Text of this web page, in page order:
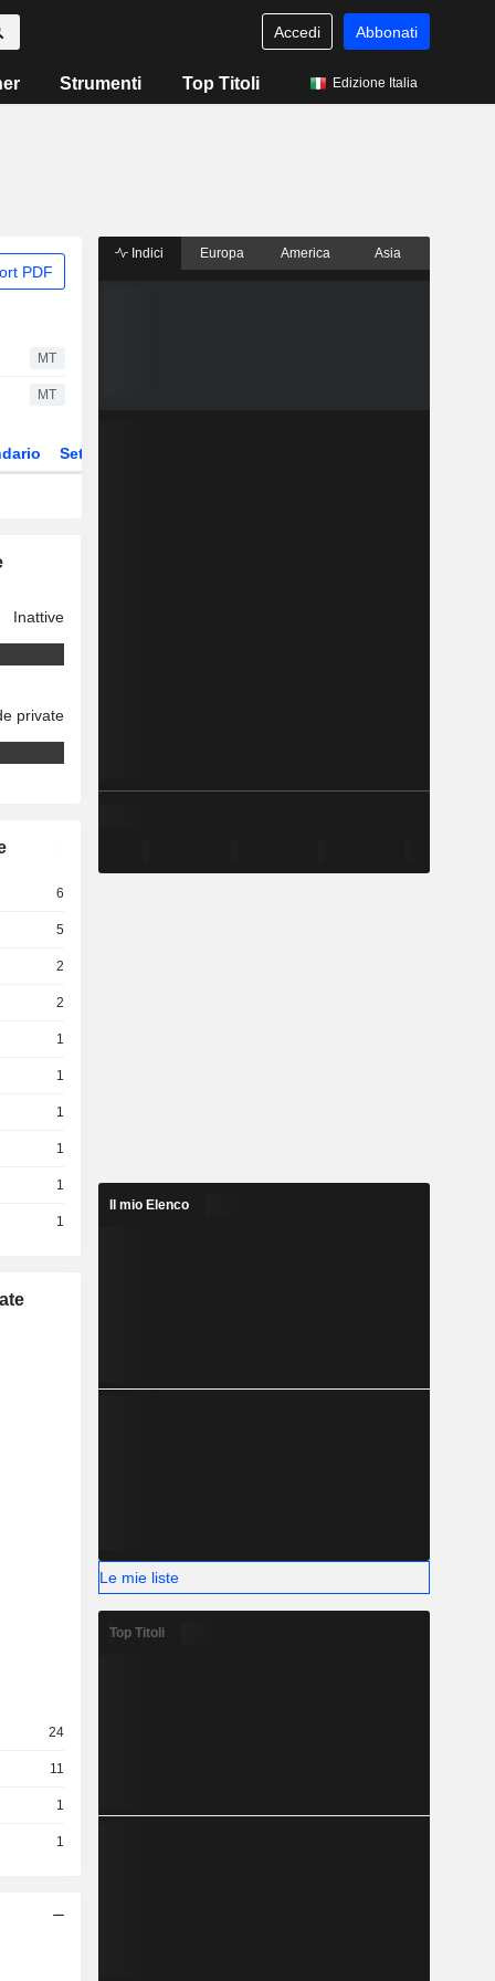
Accedi Abbonati
Strumenti Top Titoli Edizione Italia
PDF
MT
MT
Settore
Inattive
private
6
5
2
2
1
1
1
1
1
1
24
11
1
1
Indici Europa America Asia
Il mio Elenco
Le mie liste
Top Titoli